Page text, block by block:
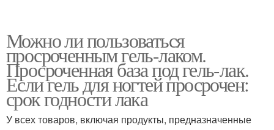
Можно ли пользоваться
просроченным гель-лаком.
Просроченная база под гель-лак.
Если гель для ногтей просрочен:
срок годности лака
У всех товаров, включая продукты, предназначенные